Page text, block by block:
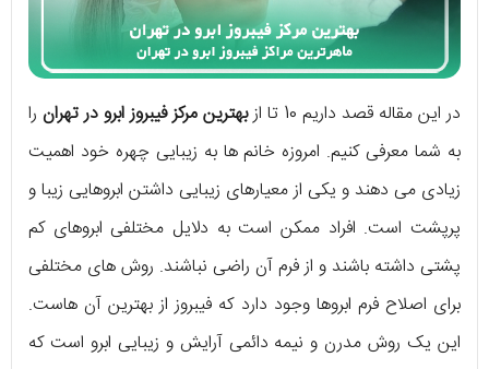
در این مقاله قصد داریم 10 تا از بهترین مرکز فیبروز ابرو در تهران را
به شما معرفی کنیم. امروزه خانم ها به زیبایی چهره خود اهمیت
زیادی می دهند و یکی از معیارهای زیبایی داشتن ابروهایی زیبا و
پرپشت است. افراد ممکن است به دلایل مختلفی ابروهای کم
پشتی داشته باشند و از فرم آن راضی نباشند. روش های مختلفی
برای اصلاح فرم ابروها وجود دارد که فیبروز از بهترین آن هاست.
این یک روش مدرن و نیمه دائمی آرایش و زیبایی ابرو است که